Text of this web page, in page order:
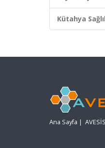
Kütahya
Ana Sayfa |